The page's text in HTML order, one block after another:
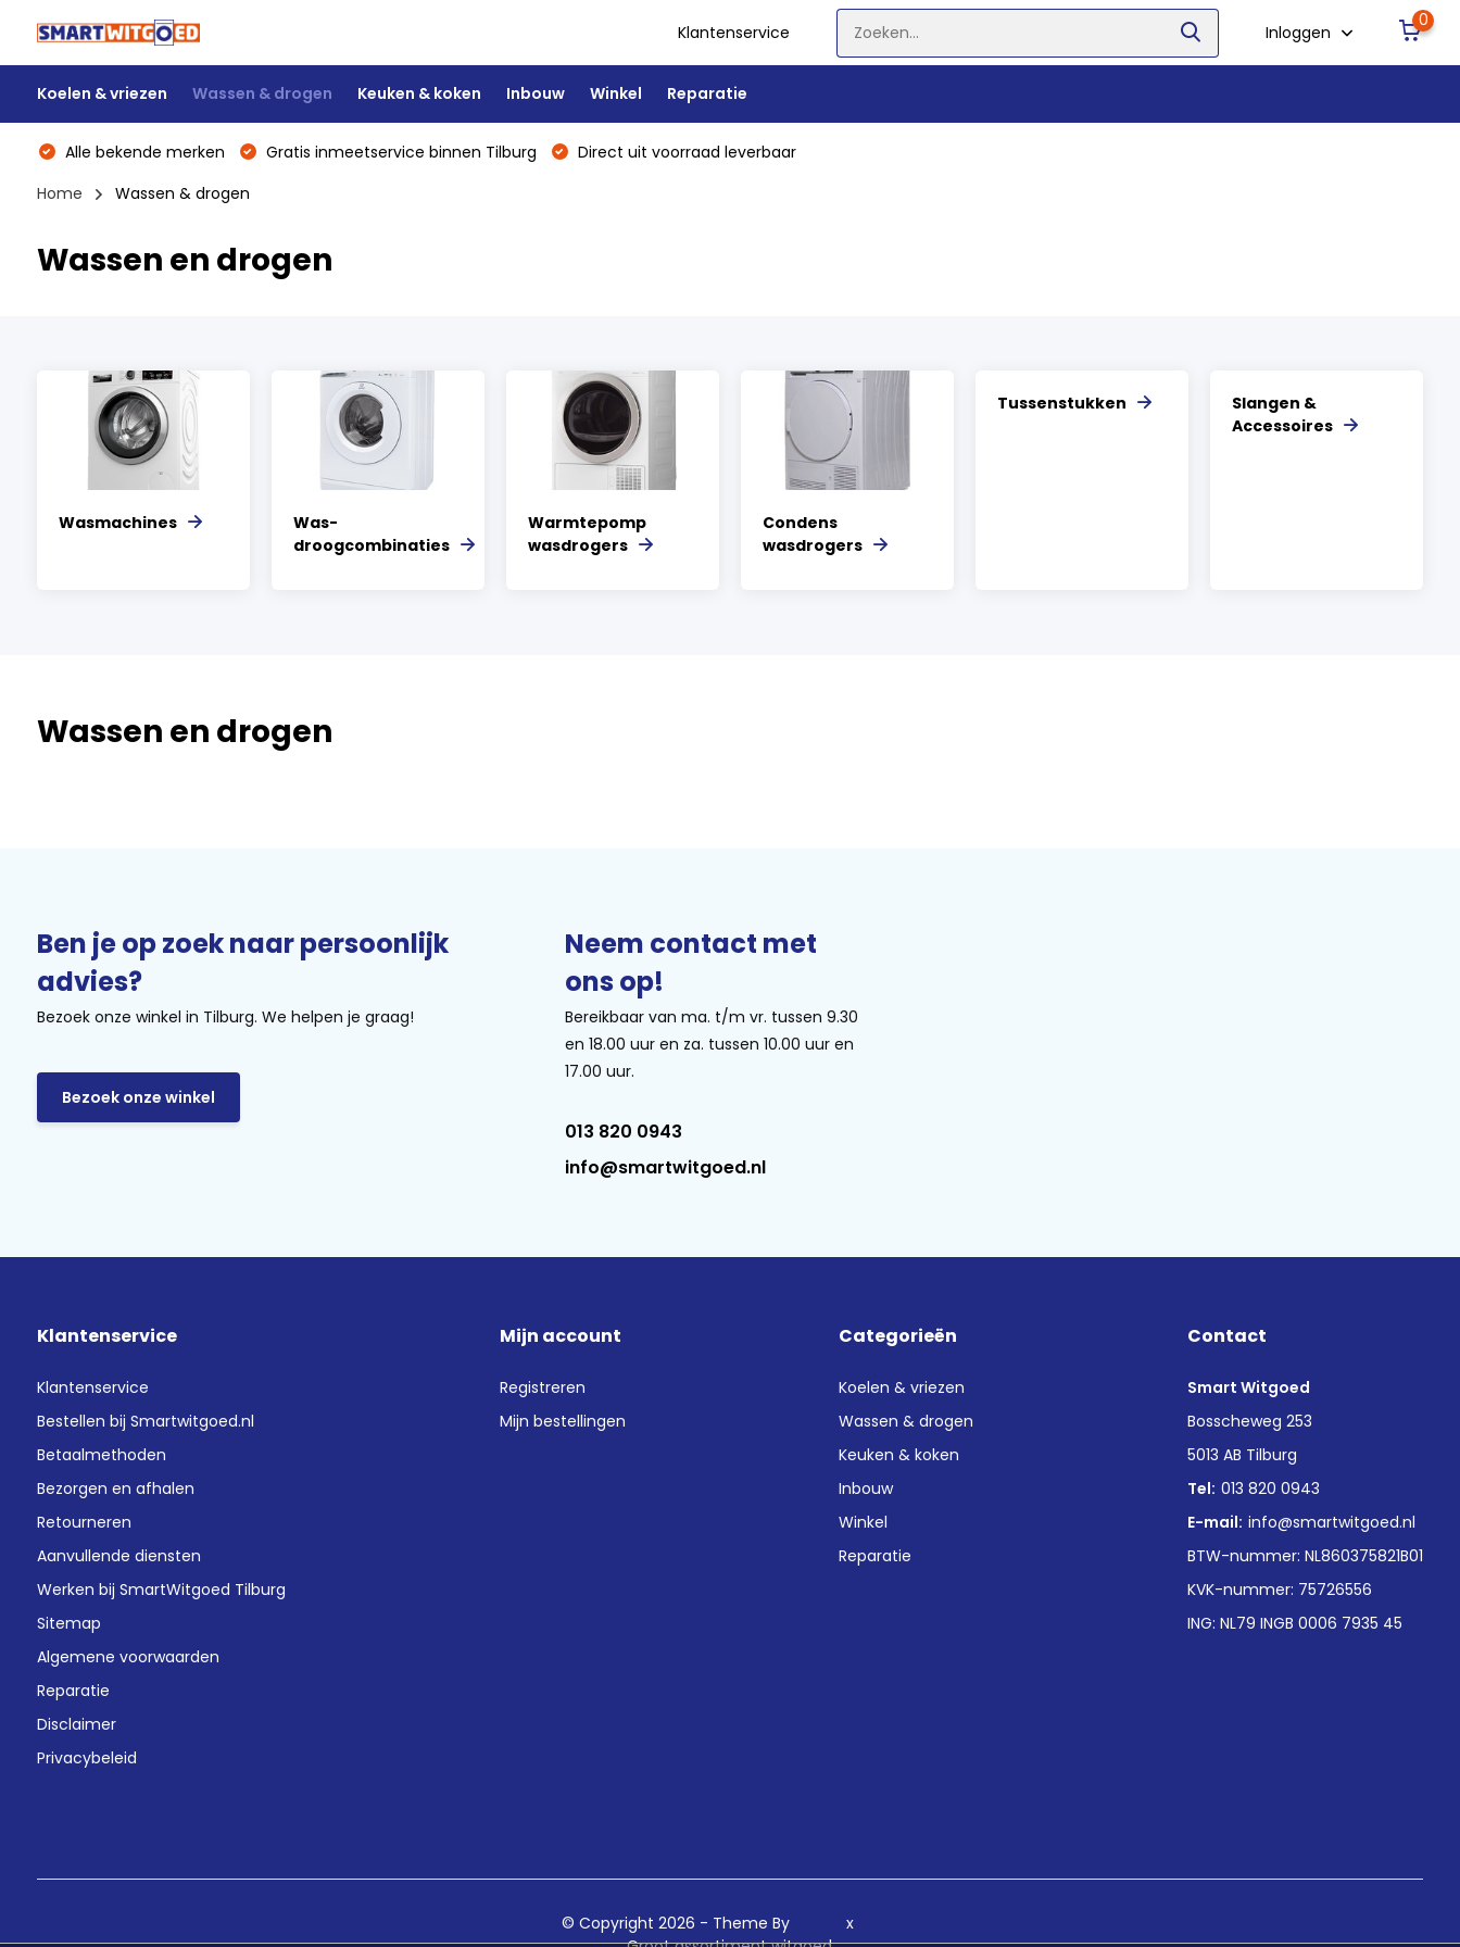
Klantenservice Inloggen
0
Koelen & vriezen Wassen & drogen Keuken & koken Inbouw Winkel Reparatie
Alle bekende merken Gratis inmeetservice binnen Tilburg
Direct uit voorraad leverbaar
Home
Wassen & drogen
Wassen en drogen
Wasmachines
Was-
droogcombinaties
Warmtepomp
wasdrogers
Condens
wasdrogers
Tussenstukken
Slangen &
Accessoires
Wassen en drogen
Ben je op zoek naar persoonlijk
advies?
Bezoek onze winkel in Tilburg. We helpen je graag!
Bezoek onze winkel
Neem contact met
ons op!
Bereikbaar van ma. t/m vr. tussen 9.30
en 18.00 uur en za. tussen 10.00 uur en
17.00 uur.
013 820 0943
info@smartwitgoed.nl
Klantenservice
Klantenservice
Bestellen bij Smartwitgoed.nl
Betaalmethoden
Bezorgen en afhalen
Retourneren
Aanvullende diensten
Werken bij SmartWitgoed Tilburg
Sitemap
Algemene voorwaarden
Reparatie
Disclaimer
Privacybeleid
Mijn account
Registreren
Mijn bestellingen
Categorieën
Koelen & vriezen
Wassen & drogen
Keuken & koken
Inbouw
Winkel
Reparatie
Contact
Smart Witgoed
Bosscheweg 253
5013 AB Tilburg
Tel: 013 820 0943
E-mail: info@smartwitgoed.nl
BTW-nummer: NL860375821B01
KVK-nummer: 75726556
ING: NL79 INGB 0006 7935 45
© Copyright 2026 - Theme By x